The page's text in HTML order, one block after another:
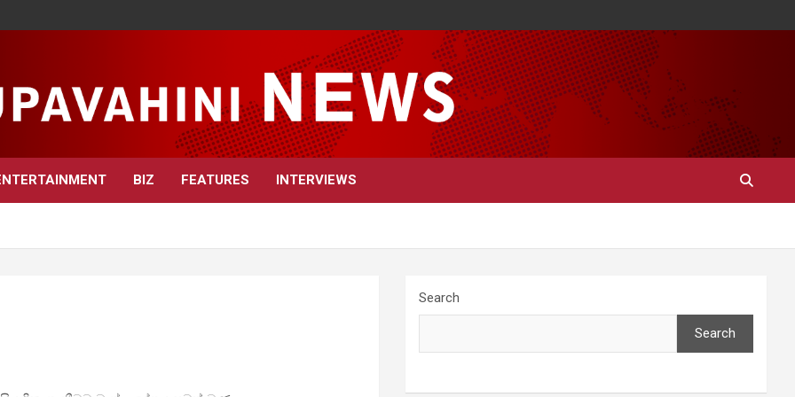
BIZ FEATURES INTERVIEWS
Search
Search